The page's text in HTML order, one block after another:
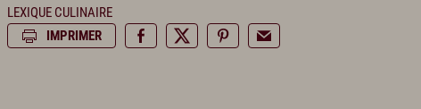
LEXIQUE CULINAIRE
IMPRIMER